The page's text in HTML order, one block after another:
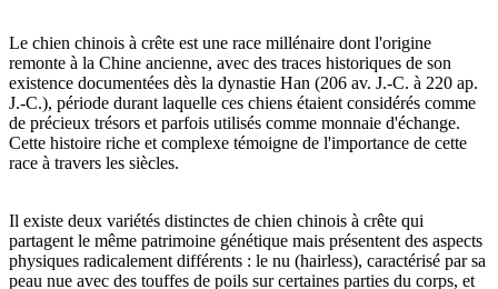
Le chien chinois à crête est une race millénaire dont l'origine
remonte à la Chine ancienne, avec des traces historiques de son
existence documentées dès la dynastie Han (206 av. J.-C. à 220 ap.
J.-C.), période durant laquelle ces chiens étaient considérés comme
de précieux trésors et parfois utilisés comme monnaie d'échange.
Cette histoire riche et complexe témoigne de l'importance de cette
race à travers les siècles.
Il existe deux variétés distinctes de chien chinois à crête qui
partagent le même patrimoine génétique mais présentent des aspects
physiques radicalement différents : le nu (hairless), caractérisé par sa
peau nue avec des touffes de poils sur certaines parties du corps, et